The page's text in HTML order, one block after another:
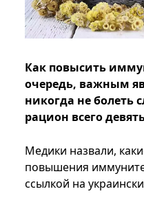
Как повысить
очередь, важным
никогда не болеть
рацион всего
Медики назвали,
повышения
ссылкой на